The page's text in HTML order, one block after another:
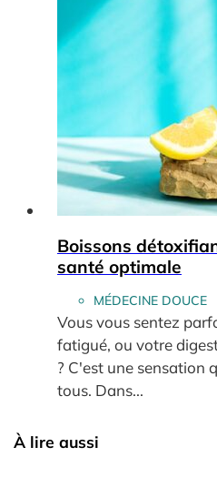
Boissons
santé optimale
MÉDECINE DOUCE
Vous vous sentez
fatigué, ou votre
? C'est une sensation
tous. Dans...
À lire aussi